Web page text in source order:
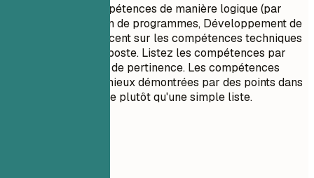
Regroupez vos compétences de manière logique (par
exemple, Conception de programmes, Développement de
projets). Mettez l'accent sur les compétences techniques
pertinentes pour le poste. Listez les compétences par
ordre de maîtrise ou de pertinence. Les compétences
relationnelles sont mieux démontrées par des points dans
la section expérience plutôt qu'une simple liste.